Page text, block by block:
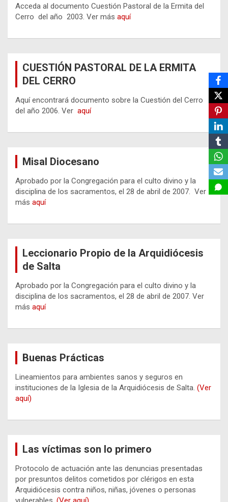
Acceda al documento Cuestión Pastoral de la Ermita del
Cerro del año 2003. Ver más aquí
CUESTIÓN PASTORAL DE LA ERMITA
DEL CERRO
Aquí encontrará documento sobre la Cuestión del Cerro
del año 2006. Ver aquí
Misal Diocesano
Aprobado por la Congregación para el culto divino y la
disciplina de los sacramentos, el 28 de abril de 2007. Ver
más aquí
Leccionario Propio de la Arquidiócesis
de Salta
Aprobado por la Congregación para el culto divino y la
disciplina de los sacramentos, el 28 de abril de 2007. Ver
más aquí
Buenas Prácticas
Lineamientos para ambientes sanos y seguros en
instituciones de la Iglesia de la Arquidiócesis de Salta. (Ver
aquí)
Las víctimas son lo primero
Protocolo de actuación ante las denuncias presentadas
por presuntos delitos cometidos por clérigos en esta
Arquidiócesis contra niños, niñas, jóvenes o personas